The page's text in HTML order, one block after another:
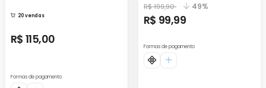
20 vendas
R$ 115,00
Formas de pagamento
R$ 199,90 49%
R$ 99,99
Formas de pagamento